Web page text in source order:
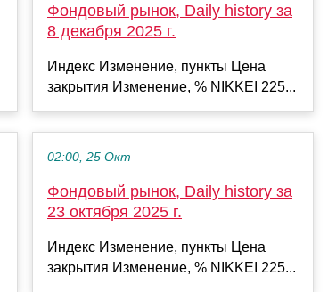
Фондовый рынок, Daily history за
8 декабря 2025 г.
Индекс Изменение, пункты Цена
закрытия Изменение, % NIKKEI 225...
02:00, 25 Окт
Фондовый рынок, Daily history за
23 октября 2025 г.
Индекс Изменение, пункты Цена
закрытия Изменение, % NIKKEI 225...